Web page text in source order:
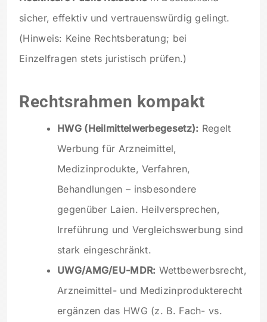
sicher, effektiv und vertrauenswürdig gelingt.
(Hinweis: Keine Rechtsberatung; bei
Einzelfragen stets juristisch prüfen.)
Rechtsrahmen kompakt
HWG (Heilmittelwerbegesetz): Regelt
Werbung für Arzneimittel,
Medizinprodukte, Verfahren,
Behandlungen – insbesondere
gegenüber Laien. Heilversprechen,
Irreführung und Vergleichswerbung sind
stark eingeschränkt.
UWG/AMG/EU-MDR: Wettbewerbsrecht,
Arzneimittel- und Medizinprodukterecht
ergänzen das HWG (z. B. Fach- vs.